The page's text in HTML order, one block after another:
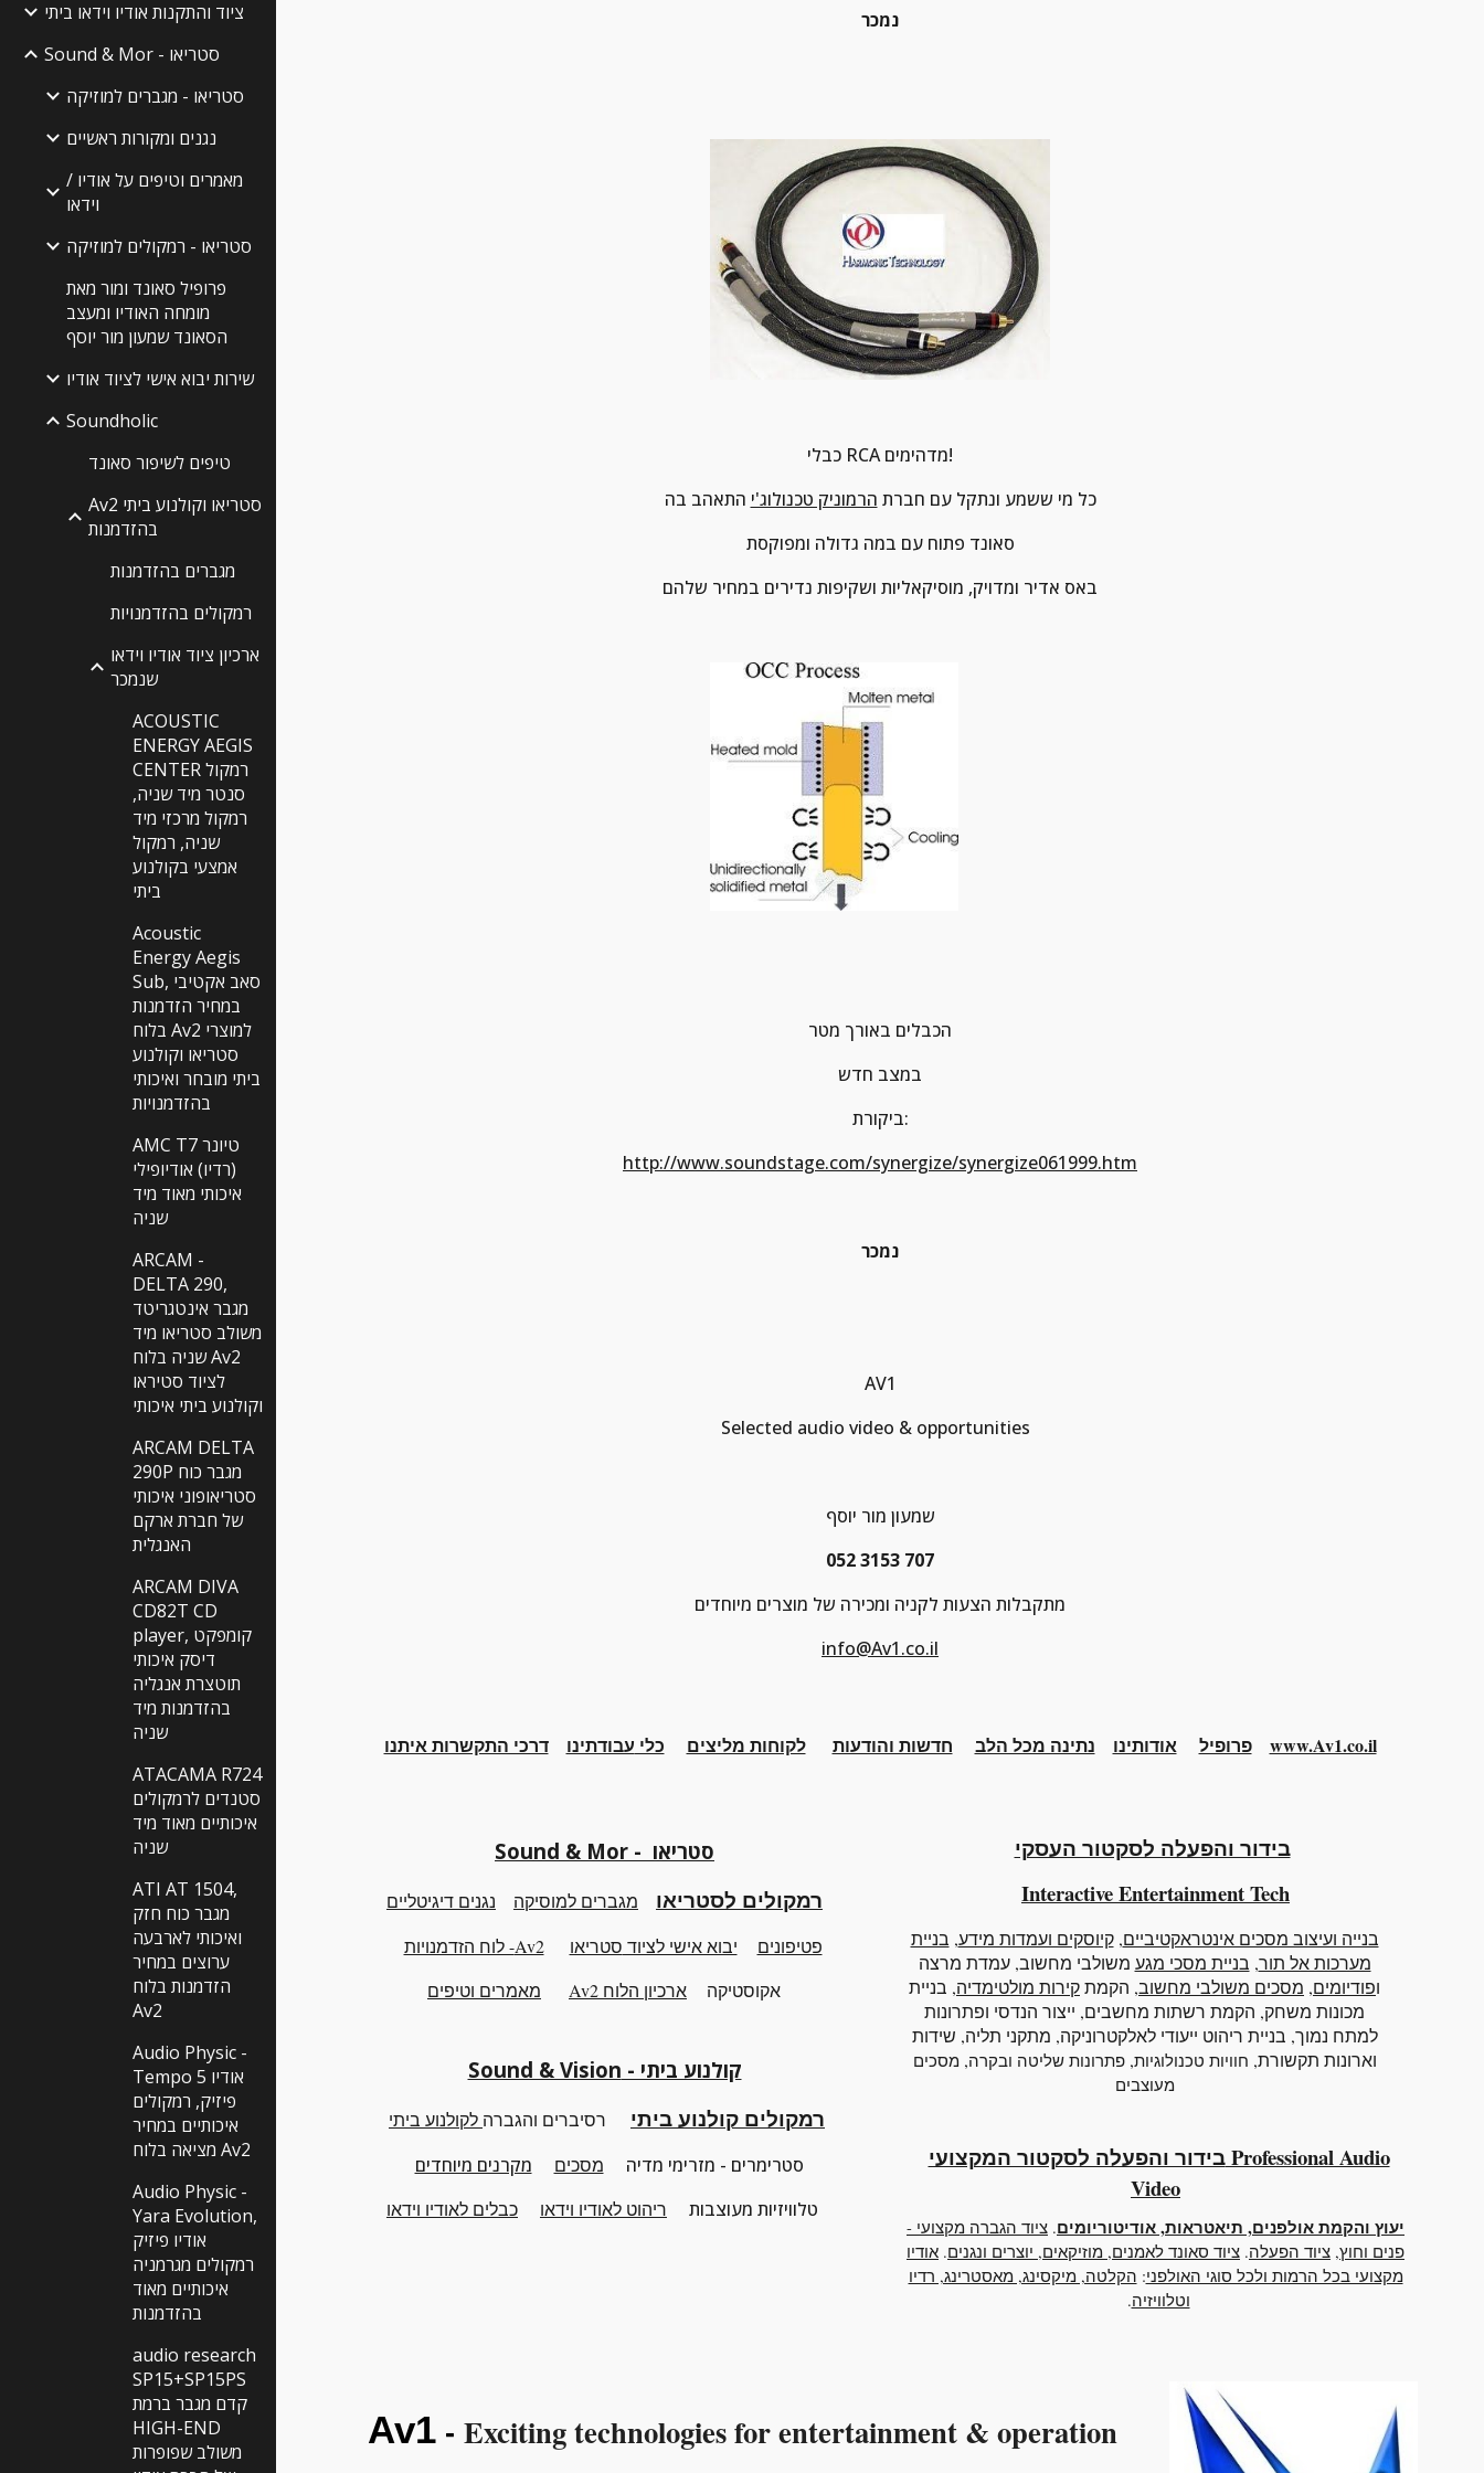
ציוד והתקנות אודיו וידאו ביתי
Sound & Mor - סטריאו
סטריאו - מגברים למוזיקה
נגנים ומקורות ראשיים
מאמרים וטיפים על אודיו /
וידאו
סטריאו - רמקולים למוזיקה
פרופיל סאונד ומור מאת
מומחה האודיו ומעצב
הסאונד שמעון מור יוסף
שירות יבוא אישי לציוד אודיו
Soundholic
טיפים לשיפור סאונד
Av2 סטריאו וקולנוע ביתי
בהזדמנות
מגברים בהזדמנות
רמקולים בהזדמנויות
ארכיון ציוד אודיו וידאו
שנמכר
ACOUSTIC
ENERGY AEGIS
CENTER רמקול
סנטר מיד שניה,
רמקול מרכזי מיד
שניה, רמקול
אמצעי בקולנוע
ביתי
Acoustic
Energy Aegis
Sub, סאב אקטיבי
במחיר הזדמנות
בלוח Av2 למוצרי
סטריאו וקולנוע
ביתי מובחר ואיכותי
בהזדמנויות
AMC T7 טיונר
(רדיו) אודיופילי
איכותי מאוד מיד
שניה
ARCAM -
DELTA 290,
מגבר אינטגריטד
משולב סטריאו מיד
שניה בלוח Av2
לציוד סטיראו
וקולנוע ביתי איכותי
ARCAM DELTA
290P מגבר כוח
סטריאופוני איכותי
של חברת ארקם
האנגלית
ARCAM DIVA
CD82T CD
player, קומפקט
דיסק איכותי
תוטצרת אנגליה
בהזדמנות מיד
שניה
ATACAMA R724
סטנדים לרמקולים
איכותיים מאוד מיד
שניה
ATI AT 1504,
מגבר כוח חזק
ואיכותי לארבעה
ערוצים במחיר
הזדמנות בלוח
Av2
Audio Physic -
Tempo 5 אודיו
פיזיק, רמקולים
איכותיים במחיר
מציאה בלוח Av2
Audio Physic -
Yara Evolution,
אודיו פיזיק
רמקולים מגרמניה
איכותיים מאוד
בהזדמנות
audio research
SP15+SP15PS
קדם מגבר ברמת
HIGH-END
משולב שפופרות
נמכר
כבלי RCA מדהימים!
כל מי ששמע ונתקל עם חברת הרמוניק טכנולוג'י התאהב בה
סאונד פתוח עם במה גדולה ומפוקסת
באס אדיר ומדויק, מוסיקאליות ושקיפות נדירים במחיר שלהם
הכבלים באורך מטר
במצב חדש
ביקורת:
http://www.soundstage.com/synergize/synergize061999.htm
נמכר
AV1
Selected audio video & opportunities
שמעון מור יוסף
052 3153 707
מתקבלות הצעות לקניה ומכירה של מוצרים מיוחדים
info@Av1.co.il
www.Av1.co.il פרופיל אודותינו נתינה מכל הלב חדשות והודעות לקוחות מליצים כלי עבודתינו דרכי התקשרות איתנו
Sound & Mor - סטריאו
רמקולים לסטריאו מגברים למוסיקה נגנים דיגיטליים
פטיפונים יבוא אישי לציוד סטריאו
Av2- לוח הזדמנויות
אקוסטיקה ארכיון הלוח Av2 מאמרים וטיפים
קולנוע ביתי - Sound & Vision
רמקולים קולנוע ביתי רסיברים והגברה לקולנוע ביתי
סטרימרים - מזרימי מדיה מסכים
מקרנים מיוחדים
טלוויזיות מעוצבות
ריהוט לאודיו וידאו כבלים לאודיו וידאו
בידור והפעלה לסקטור העסקי
InteractiveEntertainment Tech
בנייה ועיצוב מסכים אינטראקטיביים,קיוסקים ועמדות מידע, בניית
מערכות אל תור, בניית מסכי מגע משולבי מחשוב, עמדת מרצה
ופודיומים, מסכים משולבי מחשוב, הקמתקירות מולטימדיה, בניית
מכונות משחק, הקמת רשתות מחשבים, ייצור הנדסי ופתרונות
למתח נמוך, בניית ריהוט ייעודי לאלקטרוניקה, מתקני תליה, שידות
וארונות תקשורת, חוויות טכנולוגיות,פתרונות שליטה ובקרה,מסכים
מעוצבים
בידור והפעלה לסקטור המקצועי Professional Audio
Video
יעוץ והקמת אולפנים, תיאטראות, אודיטוריומים. ציוד הגברה מקצועי -
פנים וחוץ, ציוד הפעלה. ציוד סאונד לאמנים, מוזיקאים, יוצרים ונגנים. אודיו
מקצועי בכל הרמות ולכל סוגי האולפני: הקלטה, מיקסינג, מאסטרינג, רדיו
וטלוויזיה.
Av1- Exciting technologies for entertainment & operation